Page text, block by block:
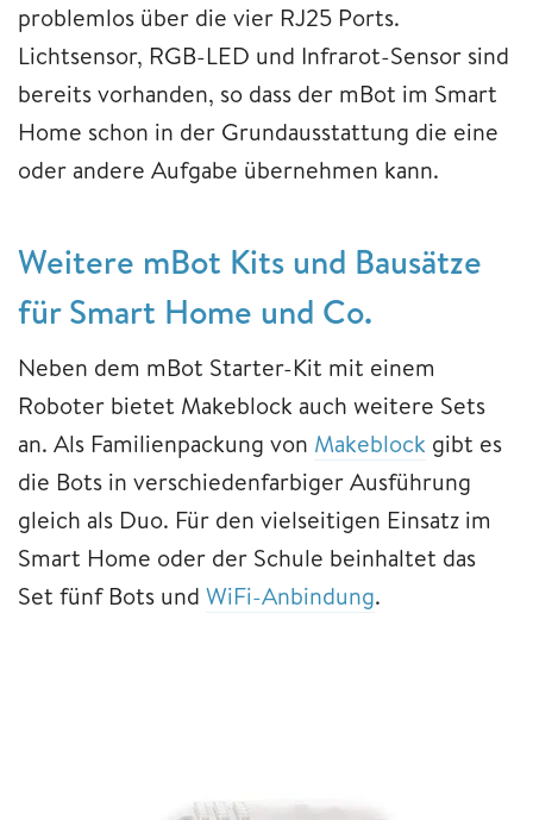
problemlos über die vier RJ25 Ports.
Lichtsensor, RGB-LED und Infrarot-Sensor sind
bereits vorhanden, so dass der mBot im Smart
Home schon in der Grundausstattung die eine
oder andere Aufgabe übernehmen kann.
Weitere mBot Kits und Bausätze
für Smart Home und Co.
Neben dem mBot Starter-Kit mit einem
Roboter bietet Makeblock auch weitere Sets
an. Als Familienpackung von Makeblock gibt es
die Bots in verschiedenfarbiger Ausführung
gleich als Duo. Für den vielseitigen Einsatz im
Smart Home oder der Schule beinhaltet das
Set fünf Bots und WiFi-Anbindung.